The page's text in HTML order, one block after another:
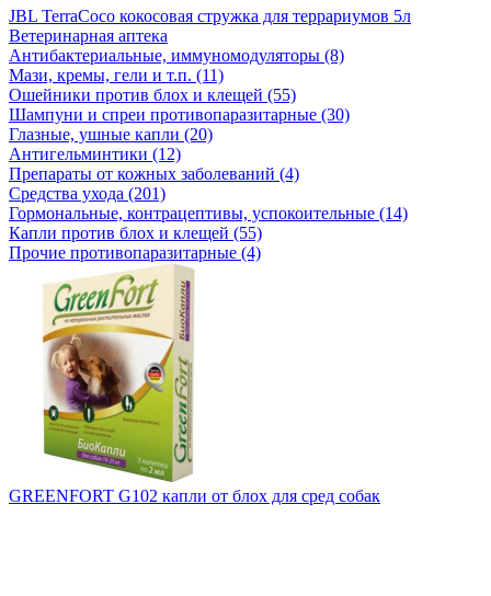
JBL TerraCoco кокосовая стружка для террариумов 5л
Ветеринарная аптека
Антибактериальные, иммуномодуляторы (8)
Мази, кремы, гели и т.п. (11)
Ошейники против блох и клещей (55)
Шампуни и спреи противопаразитарные (30)
Глазные, ушные капли (20)
Антигельминтики (12)
Препараты от кожных заболеваний (4)
Средства ухода (201)
Гормональные, контрацептивы, успокоительные (14)
Капли против блох и клещей (55)
Прочие противопаразитарные (4)
GREENFORT G102 капли от блох для сред собак